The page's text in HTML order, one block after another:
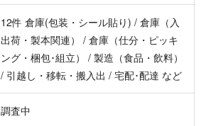
12件 倉庫(包装・シール貼り) / 倉庫（入
出荷・製本関連） / 倉庫（仕分・ピッキ
ング・梱包･組立） / 製造（食品・飲料）
/ 引越し・移転・搬入出 / 宅配･配達 など
調査中